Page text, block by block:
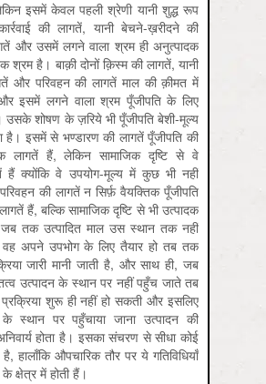
इसमें केवल पहली श्रेणी यानी शुद्ध रूप
की लागतें, यानी बेचने-ख़रीदने की
और उसमें लगने वाला श्रम ही अनुत्पादक
श्रम है। बाक़ी दोनों क़िस्म की लागतें, यानी
और परिवहन की लागतें माल की क़ीमत में
इसमें लगने वाला श्रम पूँजीपति के लिए
उसके शोषण के ज़रिये भी पूँजीपति बेशी-मूल्य
है। इसमें से भण्डारण की लागतें पूँजीपति की
लागतें हैं, लेकिन सामाजिक दृष्टि से वे
हैं क्योंकि वे उपयोग-मूल्य में कुछ भी नहीं
की लागतें न सिर्फ़ वैयक्तिक पूँजीपति
हैं, बल्कि सामाजिक दृष्टि से भी उत्पादक
तक उत्पादित माल उस स्थान तक नहीं
वह अपने उपभोग के लिए तैयार हो तब तक
जारी मानी जाती है, और साथ ही, जब
उत्पादन के स्थान पर नहीं पहुँच जाते तब
शुरू ही नहीं हो सकती और इसलिए
स्थान पर पहुँचाया जाना उत्पादन की
होता है। इसका संचरण से सीधा कोई
है, हालाँकि औपचारिक तौर पर ये गतिविधियाँ
क्षेत्र में होती हैं।